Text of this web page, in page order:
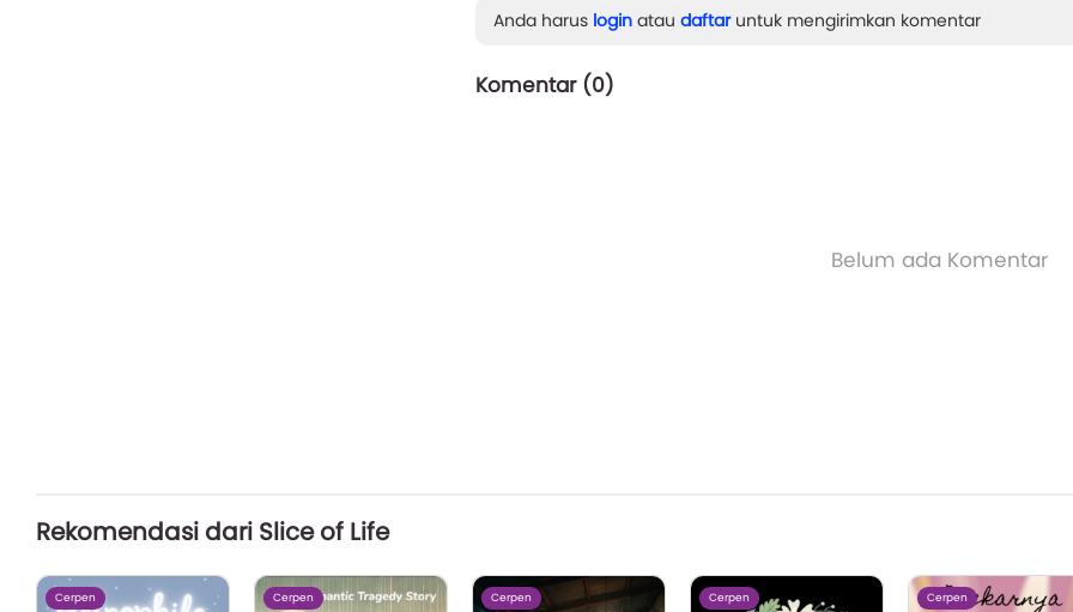
Anda harus login atau daftaruntuk mengirimkan komentar
Komentar (0)
Belum ada Komentar
Rekomendasi dari Slice of Life
Cerpen Cerpen Cerpen Cerpen Cerpen